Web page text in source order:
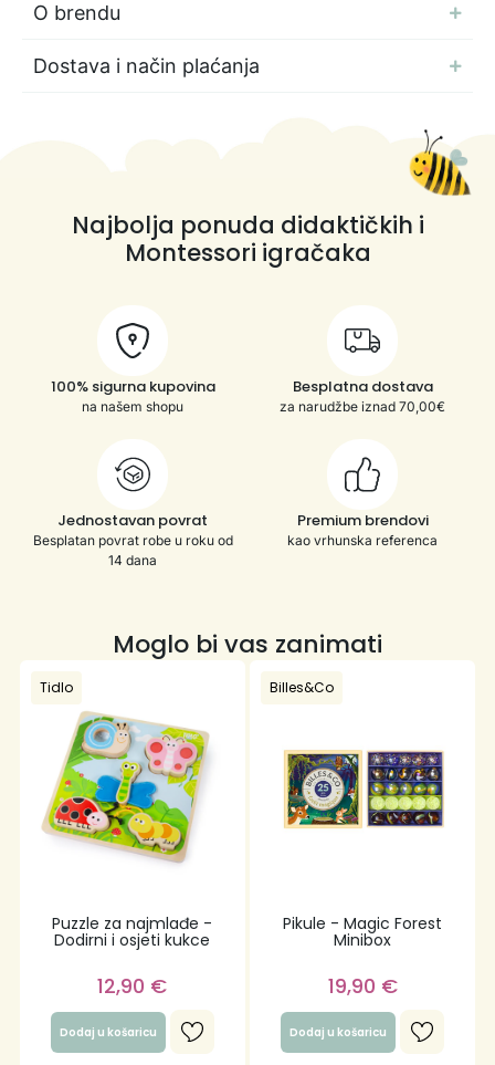
O brendu
Dostava i način plaćanja
Najbolja ponuda didaktičkih i
Montessori igračaka
100% sigurna kupovina
na našem shopu
Besplatna dostava
za narudžbe iznad 70,00€
Jednostavan povrat
Besplatan povrat robe u roku od
14 dana
Premium brendovi
kao vrhunska referenca
Moglo bi vas zanimati
Puzzle za najmlađe -
Dodirni i osjeti kukce
Tidlo
12,90 €
Dodaj u košaricu
Pikule - Magic Forest
Minibox
Billes&Co
19,90 €
Dodaj u košaricu